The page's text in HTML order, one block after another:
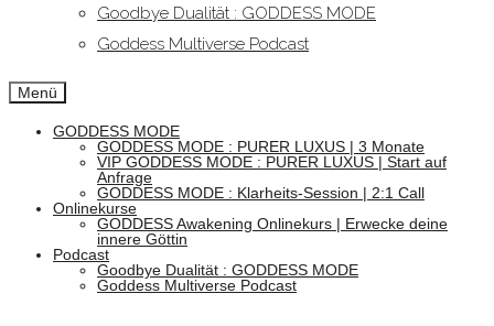
Goodbye Dualität : GODDESS MODE
Goddess Multiverse Podcast
Menü
GODDESS MODE
GODDESS MODE : PURER LUXUS | 3 Monate
VIP GODDESS MODE : PURER LUXUS | Start auf
Anfrage
GODDESS MODE : Klarheits-Session | 2:1 Call
Onlinekurse
GODDESS Awakening Onlinekurs | Erwecke deine
innere Göttin
Podcast
Goodbye Dualität : GODDESS MODE
Goddess Multiverse Podcast